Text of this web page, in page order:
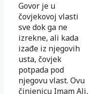
Govor je u
čovjekovoj vlasti
sve dok ga ne
izrekne, ali kada
izađe iz njegovih
usta, čovjek
potpada pod
njegovu vlast. Ovu
činjenicu Imam Ali,